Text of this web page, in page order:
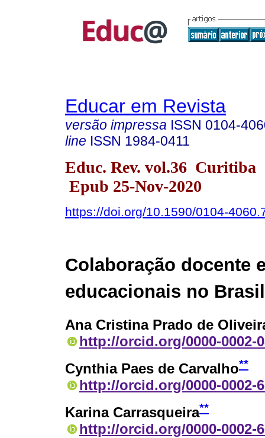
Educar em Revista
versão impressa ISSN 0104-
line ISSN 1984-0411
Educ. Rev. vol.36 Curitiba
Epub 25-Nov-2020
https://doi.org/10.1590/0104-
Colaboração docente
educacionais no Brasil
Ana Cristina Prado de
http://orcid.org/0000-0002-
Cynthia Paes de Carvalho**
http://orcid.org/0000-0002-
Karina Carrasqueira**
http://orcid.org/0000-0002-